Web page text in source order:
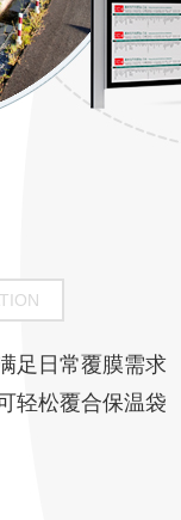
足日常覆膜需求
轻松覆合保温袋